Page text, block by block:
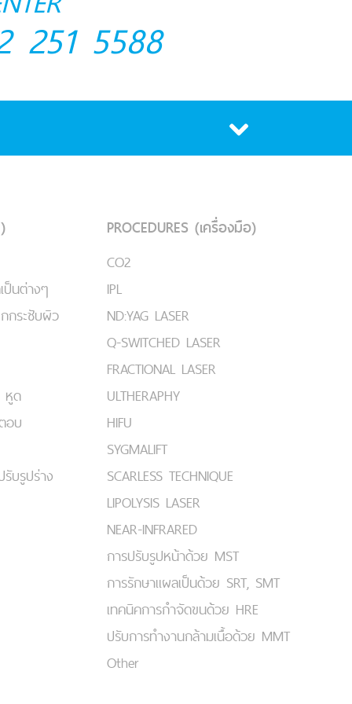
251 5588
นต่างๆ
ระชับผิว
หูด
อบ
บรูปร่าง
PROCEDURES (เครื่องมือ)
CO2
IPL
ND:YAG LASER
Q-SWITCHED LASER
FRACTIONAL LASER
ULTHERAPHY
HIFU
SYGMALIFT
SCARLESS TECHNIQUE
LIPOLYSIS LASER
NEAR-INFRARED
การปรับรูปหน้าด้วย MST
การรักษาแผลเป็นด้วย SRT, SMT
เทคนิคการกำจัดขนด้วย HRE
ปรับการทำงานกล้ามเนื้อด้วย MMT
Other